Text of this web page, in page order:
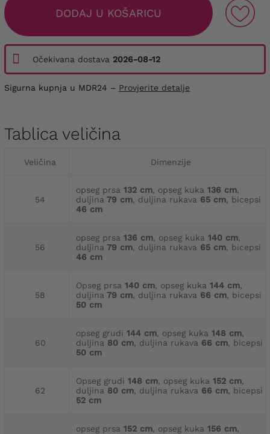
DODAJ U KOŠARICU
Očekivana dostava 2026-08-12
Sigurna kupnja u MDR24 – Provjerite detalje
Tablica veličina
Veličina Dimenzije
54
opseg prsa 132 cm, opseg kuka 136 cm,
duljina 79 cm, duljina rukava 65 cm, bicepsi
46 cm
56
opseg prsa 136 cm, opseg kuka 140 cm,
duljina 79 cm, duljina rukava 65 cm, bicepsi
46 cm
58
Opseg prsa 140 cm, opseg kuka 144 cm,
duljina 79 cm, duljina rukava 66 cm, bicepsi
50 cm
60
opseg grudi 144 cm, opseg kuka 148 cm,
duljina 80 cm, duljina rukava 66 cm, bicepsi
50 cm
62
Opseg grudi 148 cm, opseg kuka 152 cm,
duljina 80 cm, duljina rukava 66 cm, bicepsi
52 cm
opseg prsa 152 cm, opseg kuka 156 cm,